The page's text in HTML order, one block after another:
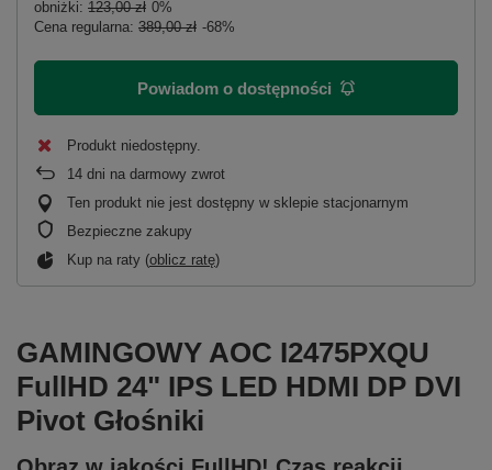
obniżki: 123,00 zł 0%
Cena regularna: 389,00 zł -68%
Powiadom o dostępności
Produkt niedostępny
14 dni na darmowy zwrot
Ten produkt nie jest dostępny w sklepie stacjonarnym
Bezpieczne zakupy
Kup na raty (oblicz ratę)
GAMINGOWY AOC I2475PXQU
FullHD 24" IPS LED HDMI DP DVI
Pivot Głośniki